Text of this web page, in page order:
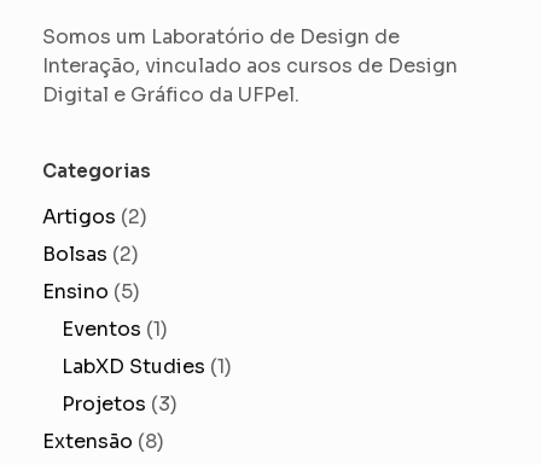
Somos um Laboratório de Design de
Interação, vinculado aos cursos de Design
Digital e Gráfico da UFPel.
Categorias
Artigos (2)
Bolsas (2)
Ensino (5)
Eventos (1)
LabXD Studies (1)
Projetos (3)
Extensão (8)